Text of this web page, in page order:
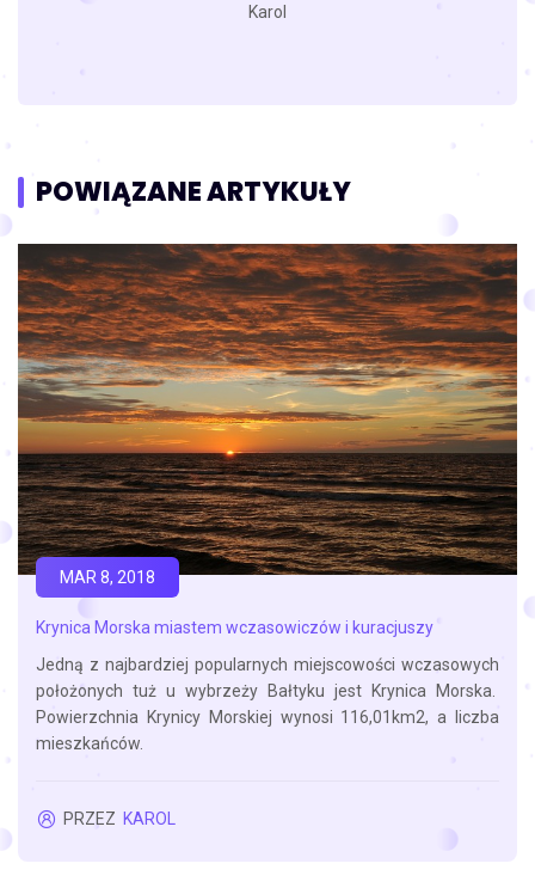
Karol
POWIĄZANE ARTYKUŁY
Krynica Morska miastem wczasowiczów i kuracjuszy
Jedną z najbardziej popularnych miejscowości wczasowych
położonych tuż u wybrzeży Bałtyku jest Krynica Morska.
Powierzchnia Krynicy Morskiej wynosi 116,01km2, a liczba
mieszkańców.
MAR 8, 2018
PRZEZ KAROL